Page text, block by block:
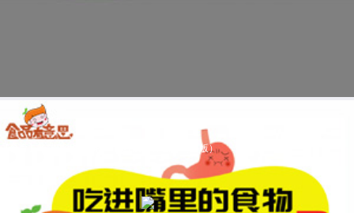
【食育】吃进嘴里的食物，都经历了什么？（竖版）